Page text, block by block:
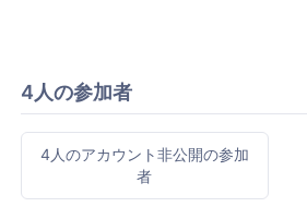
4人の参加者
4人のアカウント非公開の参加
者